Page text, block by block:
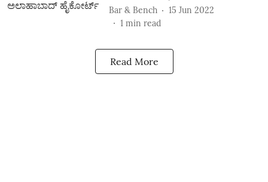
Bar & Bench
15 Jun 2022
1 min read
Read More